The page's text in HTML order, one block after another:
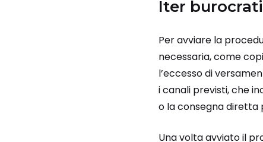
Iter
Per avviare la
necessaria, come
l’eccesso di
i canali previsti, che
o la consegna diretta
Una volta avviato il